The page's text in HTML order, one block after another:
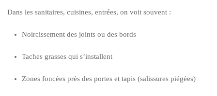
Dans les sanitaires, cuisines, entrées, on voit souvent :
Noircissement des joints ou des bords
Taches grasses qui s’installent
Zones foncées près des portes et tapis (salissures piégées)